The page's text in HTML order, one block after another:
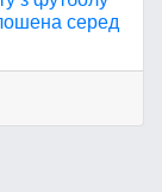
серед